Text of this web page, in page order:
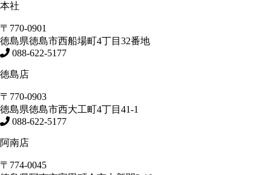
本社
〒770-0901
徳島県徳島市西船場町4丁目32番地
088-622-5177
徳島店
〒770-0903
徳島県徳島市西大工町4丁目41-1
088-622-5177
阿南店
〒774-0045